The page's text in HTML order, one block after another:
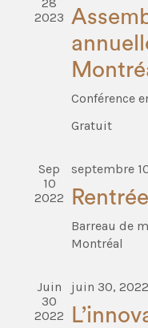
2023
Conférence
Gratuit
Sep
10
2022
septembre
Barreau de
Montréal
Juin
30
2022
juin 30,